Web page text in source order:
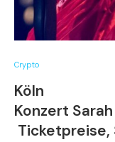
Crypto
Köln
Konzert
Ticketpreise,